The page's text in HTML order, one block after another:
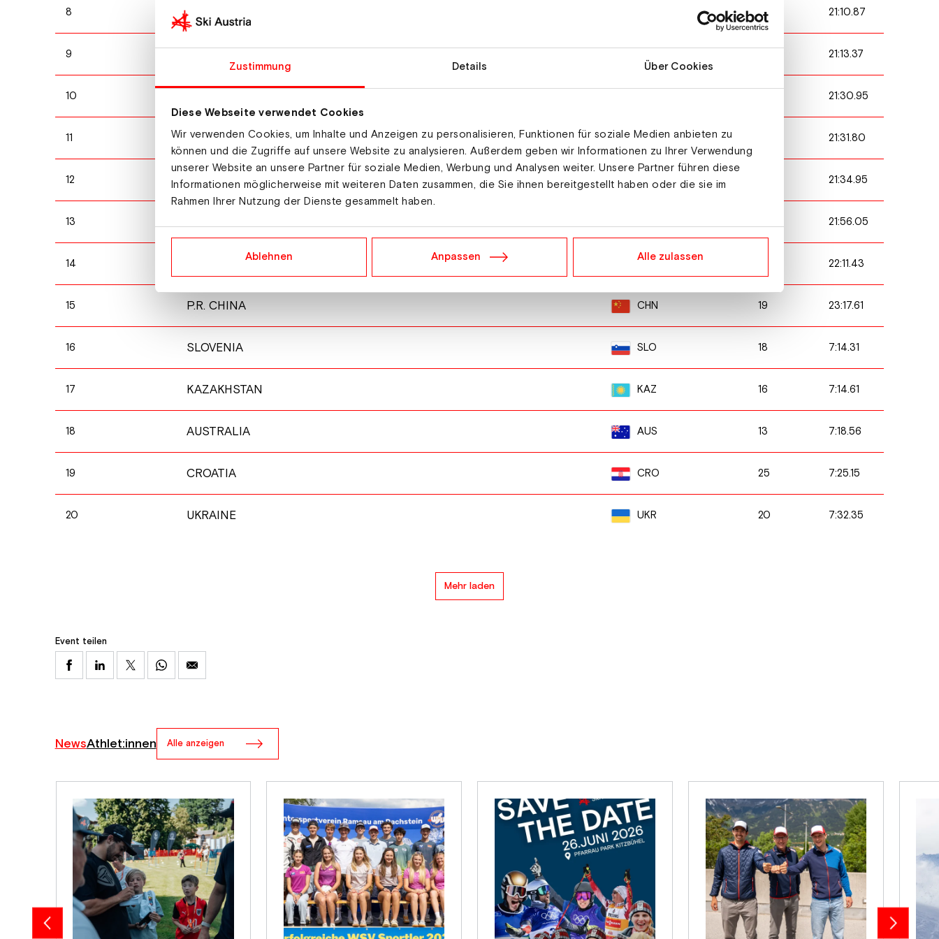
Zustimmung Details Über Cookies
Diese Webseite verwendet Cookies
Wir verwenden Cookies, um Inhalte und Anzeigen zu personalisieren, Funktionen für soziale Medien anbieten zu
können und die Zugriffe auf unsere Website zu analysieren. Außerdem geben wir Informationen zu Ihrer Verwendung
unserer Website an unsere Partner für soziale Medien, Werbung und Analysen weiter. Unsere Partner führen diese
Informationen möglicherweise mit weiteren Daten zusammen, die Sie ihnen bereitgestellt haben oder die sie im
Rahmen Ihrer Nutzung der Dienste gesammelt haben.
Ablehnen Anpassen Alle zulassen
8 ITALY 7 21:10.87
9 21:13.37
10 21:30.95
11 POLAND POL 21:31.80
12 ESTONIA EST 21:34.95
13 21:56.05
14 CZE 22:11.43
15 P.R. CHINA CHN 19 23:17.61
16 SLOVENIA SLO 18 7:14.31
17 KAZAKHSTAN KAZ 16 7:14.61
18 AUSTRALIA AUS 13 7:18.56
19 CROATIA CRO 25 7:25.15
20 UKRAINE UKR 20 7:32.35
Mehr laden
Event teilen
NewsAthlet:innen Alle anzeigen